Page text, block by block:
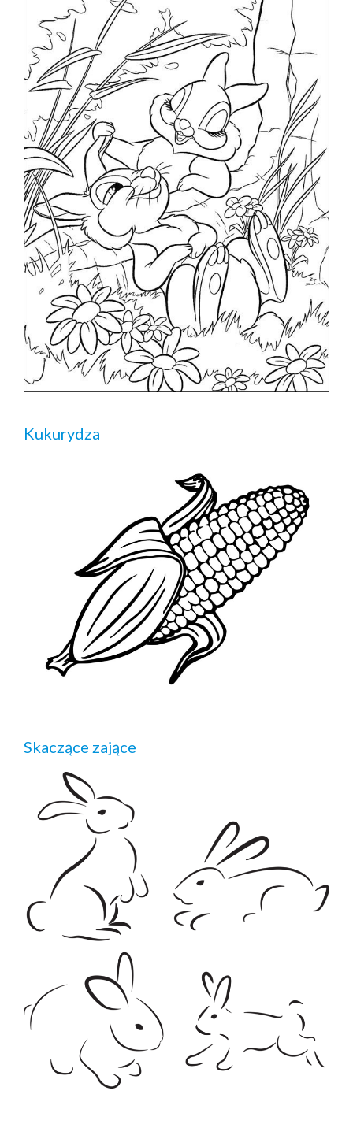
Kukurydza
Skaczące zające